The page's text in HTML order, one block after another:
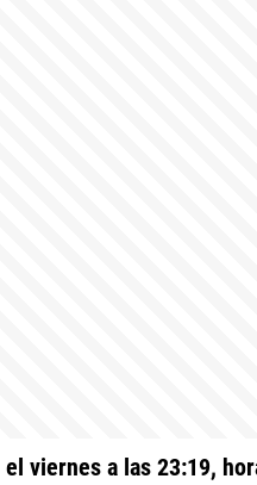
el viernes a las 23:19,